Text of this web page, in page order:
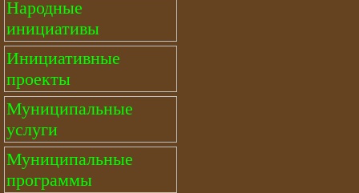
Народные
инициативы
Инициативные
проекты
Муниципальные
услуги
Муниципальные
программы